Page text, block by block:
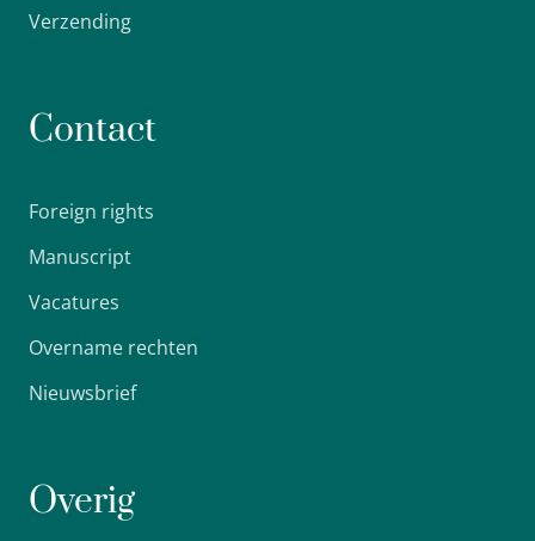
Verzending
Contact
Foreign rights
Manuscript
Vacatures
Overname rechten
Nieuwsbrief
Overig